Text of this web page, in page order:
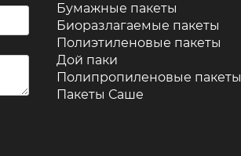
Бумажные пакеты
Биоразлагаемые пакеты
Полиэтиленовые пакеты
Дой паки
Полипропиленовые пакеты
Пакеты Саше